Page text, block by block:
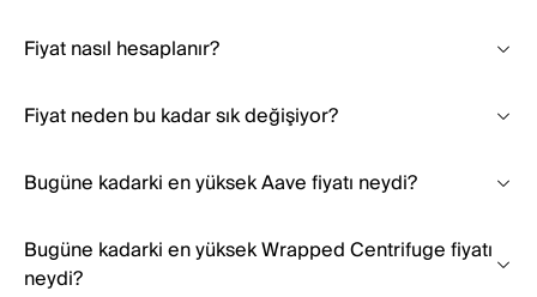
Fiyat nasıl hesaplanır?
Fiyat neden bu kadar sık değişiyor?
Bugüne kadarki en yüksek Aave fiyatı neydi?
Bugüne kadarki en yüksek Wrapped Centrifuge fiyatı
neydi?